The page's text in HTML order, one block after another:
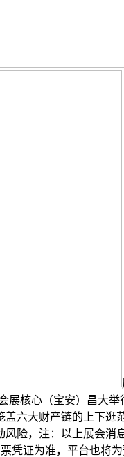
展核心（宝安）昌大
六大财产链的上下逛
险，注：以上展会消
凭证为准，平台也将